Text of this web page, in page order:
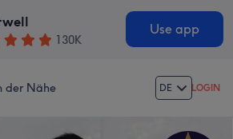
130K
Use app
der Nähe DE LOGIN